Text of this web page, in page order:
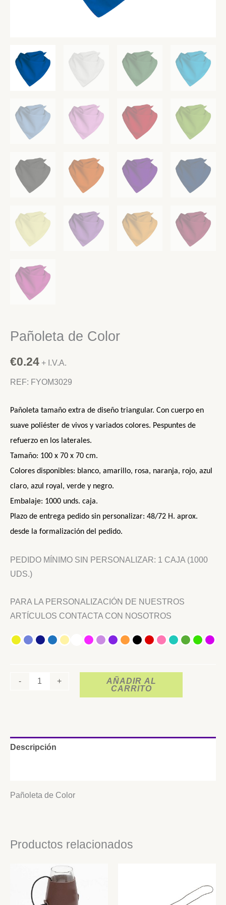
Pañoleta de Color
€0.24 + I.V.A.
REF: FYOM3029
Pañoleta tamaño extra de diseño triangular. Con cuerpo en
suave poliéster de vivos y variados colores. Pespuntes de
refuerzo en los laterales.
Tamaño: 100 x 70 x 70 cm.
Colores disponibles: blanco, amarillo, rosa, naranja, rojo, azul
claro, azul royal, verde y negro.
Embalaje: 1000 unds. caja.
Plazo de entrega pedido sin personalizar: 48/72 H. aprox.
desde la formalización del pedido.
PEDIDO MÍNIMO SIN PERSONALIZAR: 1 CAJA (1000
UDS.)
PARA LA PERSONALIZACIÓN DE NUESTROS
ARTÍCULOS CONTACTA CON NOSOTROS
- +
AÑADIR AL
CARRITO
Descripción
Pañoleta de Color
Productos relacionados